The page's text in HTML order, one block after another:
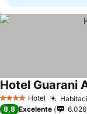
4 EstrellasHotel
Hotel Guarani
8,8 Excelente 6.026